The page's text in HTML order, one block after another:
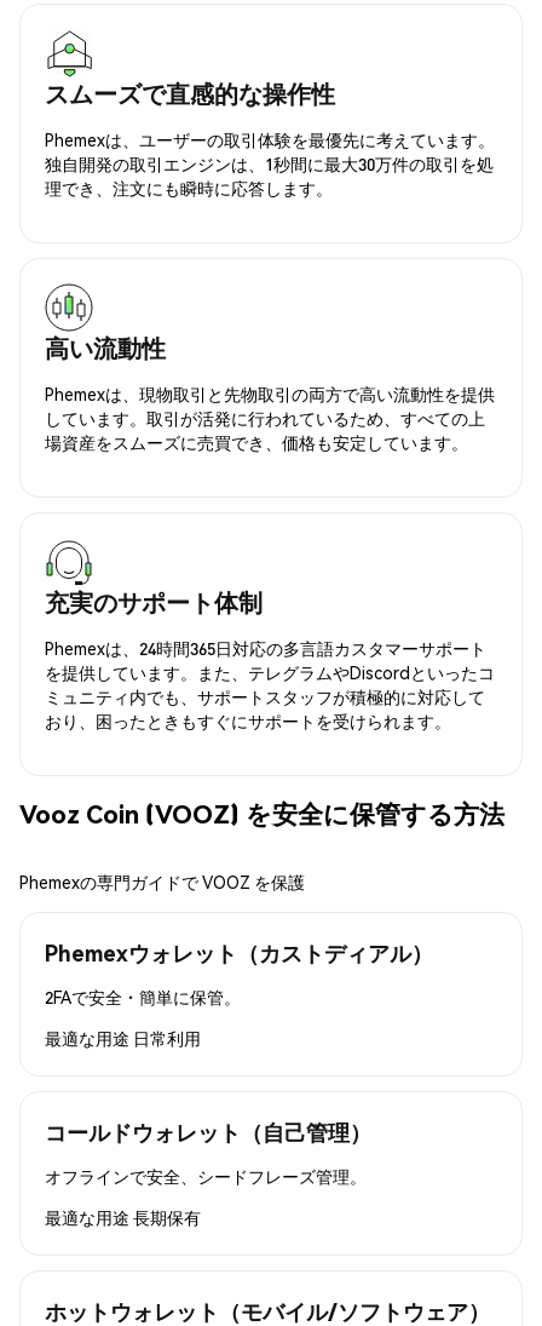
スムーズで直感的な操作性
Phemexは、ユーザーの取引体験を最優先に考えています。
独自開発の取引エンジンは、1秒間に最大30万件の取引を処
理でき、注文にも瞬時に応答します。
高い流動性
Phemexは、現物取引と先物取引の両方で高い流動性を提供
しています。取引が活発に行われているため、すべての上
場資産をスムーズに売買でき、価格も安定しています。
充実のサポート体制
Phemexは、24時間365日対応の多言語カスタマーサポート
を提供しています。また、テレグラムやDiscordといったコ
ミュニティ内でも、サポートスタッフが積極的に対応して
おり、困ったときもすぐにサポートを受けられます。
Vooz Coin (VOOZ) を安全に保管する方法
Phemexの専門ガイドで VOOZ を保護
Phemexウォレット（カストディアル）
2FAで安全・簡単に保管。
最適な用途 日常利用
コールドウォレット（自己管理）
オフラインで安全、シードフレーズ管理。
最適な用途 長期保有
ホットウォレット（モバイル/ソフトウェア）